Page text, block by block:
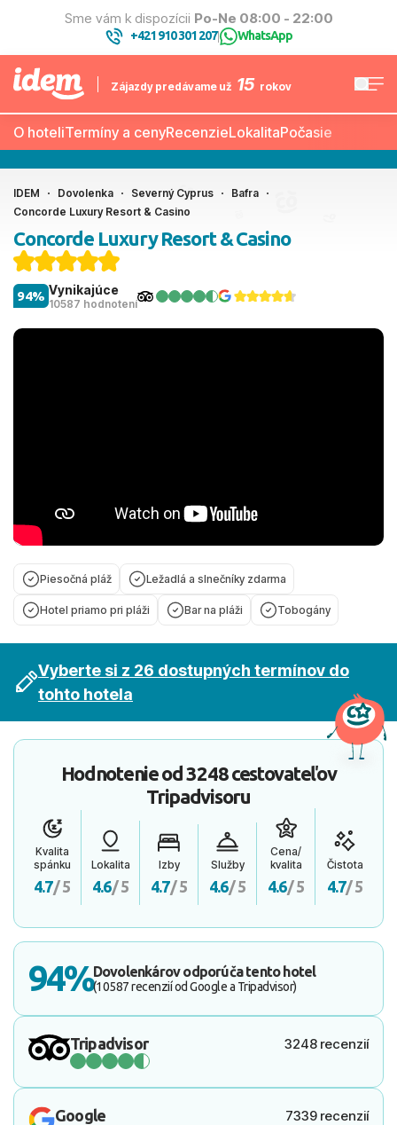
Sme vám k dispozícii Po-Ne 08:00 - 22:00
+421 910 301 207| WhatsApp
Zájazdy predávame už 15 rokov
O hoteliTermíny a cenyRecenzieLokalitaPočasie
IDEM Dovolenka Severný Cyprus
Bafra
Concorde Luxury Resort & Casino
Concorde Luxury Resort & Casino
Vynikajúce
10587 hodnotení
94%
Piesočná pláž Ležadlá a slnečníky zdarma
Hotel priamo pri pláži Bar na pláži Tobogány
Vyberte si z 26 dostupných termínov do
tohto hotela
Hodnotenie od3248 cestovateľov
Tripadvisoru
Kvalita
spánku
4.7/ 5
Lokalita
4.6/ 5
Izby
4.7/ 5
Služby
4.6/ 5
Cena/
kvalita
4.6/ 5
Čistota
4.7/ 5
94%Dovolenkárov odporúča tento hotel
(10587 recenzií od Google a Tripadvisor)
Tripadvisor 3248 recenzií
Google 7339 recenzií